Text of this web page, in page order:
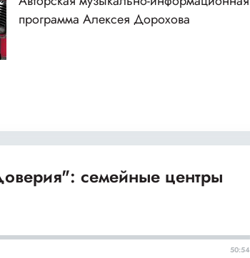
программа Алексея Дорохова
семейные центры
50:54